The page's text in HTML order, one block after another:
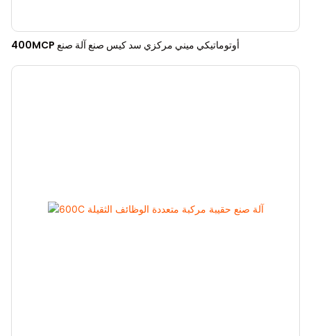
400MCP أوتوماتيكي ميني مركزي سد كيس صنع آلة صنع